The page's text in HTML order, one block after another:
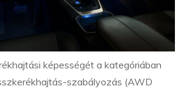
képességét a kategóriában
szabályozás (AWD